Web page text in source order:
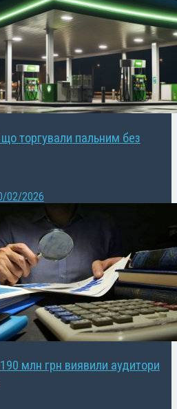
торгували пальним без
02/2026
млн грн виявили аудитори